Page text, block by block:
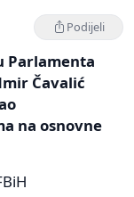
Podijeli
Parlamenta
Čavalić
na osnovne